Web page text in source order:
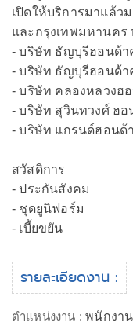
เปิดให้บริการมาแล้ว
และกรุงเทพมหานคร
- บริษัท ธัญบุรีฮอนด้า
- บริษัท ธัญบุรีฮอนด้า
- บริษัท คลองหลวงฮ
- บริษัท สุวินทวงศ์ ฮ
- บริษัท แกรนด์ฮอนด้
สวัสดิการ
- ประกันสังคม
- ชุดยูนิฟอร์ม
- เบี้ยขยัน
รายละเอียดงาน :
ตำแหน่งงาน :พนักงา